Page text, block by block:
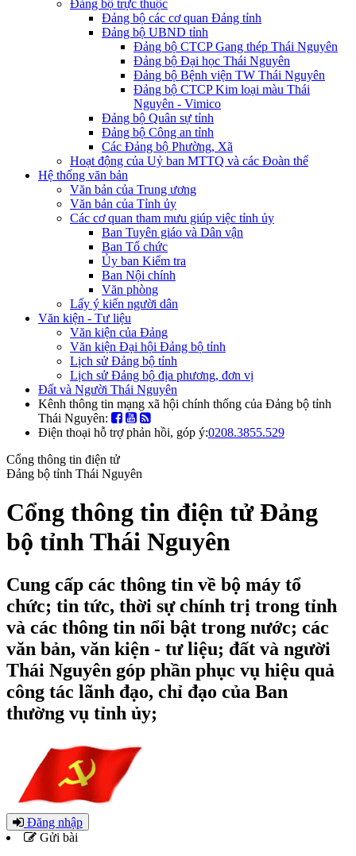
Đảng bộ trực thuộc
Đảng bộ các cơ quan Đảng tỉnh
Đảng bộ UBND tỉnh
Đảng bộ CTCP Gang thép Thái Nguyên
Đảng bộ Đại học Thái Nguyên
Đảng bộ Bệnh viện TW Thái Nguyên
Đảng bộ CTCP Kim loại màu Thái
Nguyên - Vimico
Đảng bộ Quân sự tỉnh
Đảng bộ Công an tỉnh
Các Đảng bộ Phường, Xã
Hoạt động của Uỷ ban MTTQ và các Đoàn thể
Hệ thống văn bản
Văn bản của Trung ương
Văn bản của Tỉnh ủy
Các cơ quan tham mưu giúp việc tỉnh ủy
Ban Tuyên giáo và Dân vận
Ban Tổ chức
Ủy ban Kiểm tra
Ban Nội chính
Văn phòng
Lấy ý kiến người dân
Văn kiện - Tư liệu
Văn kiện của Đảng
Văn kiện Đại hội Đảng bộ tỉnh
Lịch sử Đảng bộ tỉnh
Lịch sử Đảng bộ địa phương, đơn vị
Đất và Người Thái Nguyên
Kênh thông tin mạng xã hội chính thống của Đảng bộ tỉnh
Thái Nguyên:
Điện thoại hỗ trợ phản hồi, góp ý:0208.3855.529
Cổng thông tin điện tử
Đảng bộ tỉnh Thái Nguyên
Cổng thông tin điện tử Đảng
bộ tỉnh Thái Nguyên
Cung cấp các thông tin về bộ máy tổ
chức; tin tức, thời sự chính trị trong tỉnh
và các thông tin nổi bật trong nước; các
văn bản, văn kiện - tư liệu; đất và người
Thái Nguyên góp phần phục vụ hiệu quả
công tác lãnh đạo, chỉ đạo của Ban
thường vụ tỉnh ủy;
Đăng nhập
Gửi bài